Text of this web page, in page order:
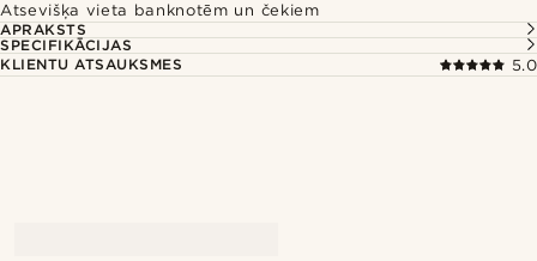
Atsevišķa vieta banknotēm un čekiem
APRAKSTS
SPECIFIKĀCIJAS
KLIENTU ATSAUKSMES
5.0